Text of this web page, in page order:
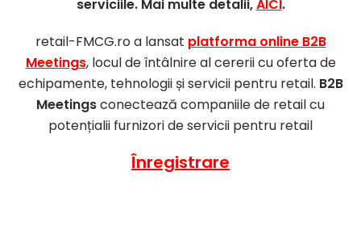
serviciile. Mai multe detalii,AICI.
retail-FMCG.ro a lansat platforma online B2B
Meetings, locul de întâlnire al cererii cu oferta de
echipamente, tehnologii și servicii pentru retail. B2B
Meetingsconectează companiile de retail cu
potențialii furnizori de servicii pentru retail
Înregistrare